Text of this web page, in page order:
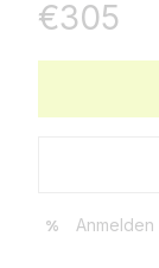
€305
% Anmelden